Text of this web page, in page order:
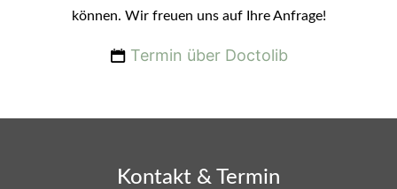
können. Wir freuen uns auf Ihre Anfrage!
Termin über Doctolib
Kontakt & Termin